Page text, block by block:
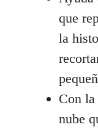
que
la
Con la
nube